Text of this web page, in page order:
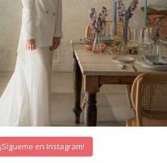
¡Sígueme en Instagram!